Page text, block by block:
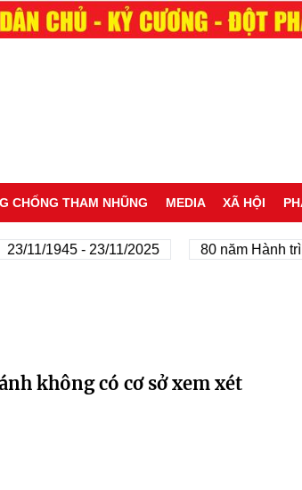
CHỐNG THAM NHŨNG MEDIA XÃ HỘI
23/11/1945 - 23/11/2025 80 năm Hành
không có cơ sở xem xét